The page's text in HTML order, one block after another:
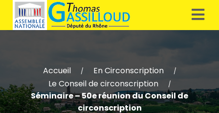
Accueil / En Circonscription /
Le Conseil de circonscription /
Séminaire – 50e réunion du Conseil de
circonscription